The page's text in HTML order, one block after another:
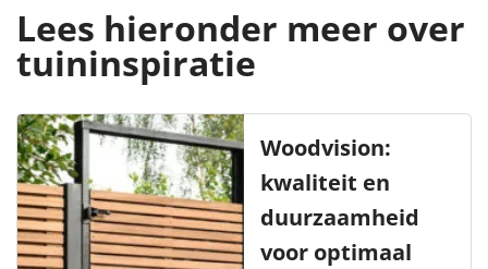
Lees hieronder meer over
tuininspiratie
Woodvision:
kwaliteit en
duurzaamheid
voor optimaal